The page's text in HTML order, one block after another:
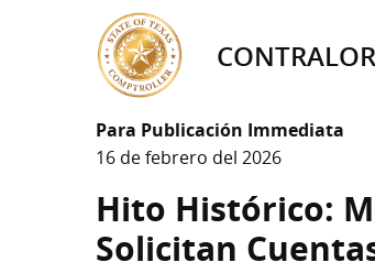
Para Publicación Immediata
16 de febrero del 2026
Hito Histórico:
Solicitan